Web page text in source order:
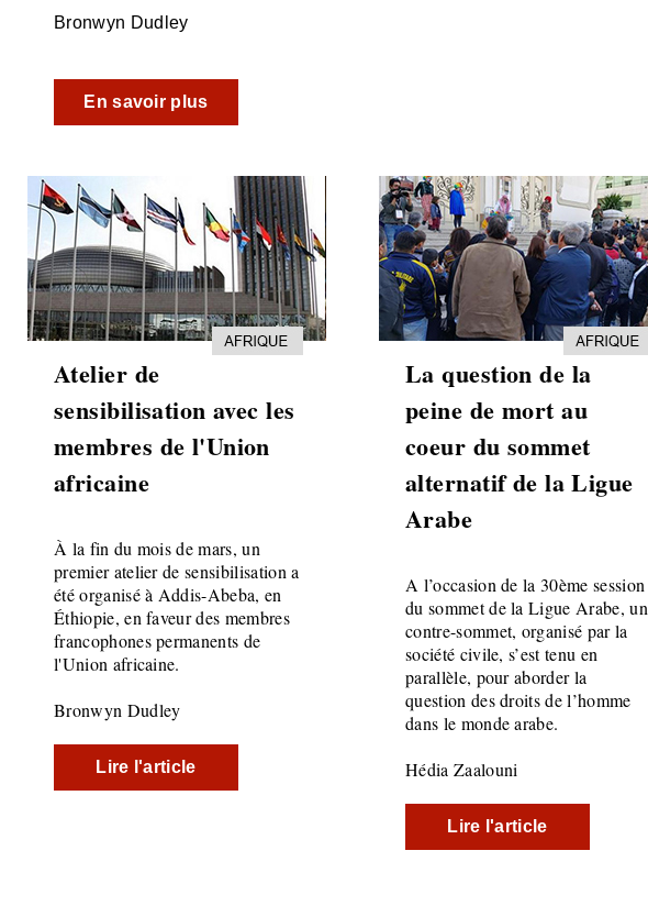
Bronwyn Dudley
En savoir plus
Atelier de
sensibilisation avec les
membres de l'Union
africaine
À la fin du mois de mars, un
premier atelier de sensibilisation a
été organisé à Addis-Abeba, en
Éthiopie, en faveur des membres
francophones permanents de
l'Union africaine.
Bronwyn Dudley
Lire l'article
La question de la
peine de mort au
coeur du sommet
alternatif de la Ligue
Arabe
A l’occasion de la 30ème session
du sommet de la Ligue Arabe, un
contre-sommet, organisé par la
société civile, s’est tenu en
parallèle, pour aborder la
question des droits de l’homme
dans le monde arabe.
Hédia Zaalouni
Lire l'article